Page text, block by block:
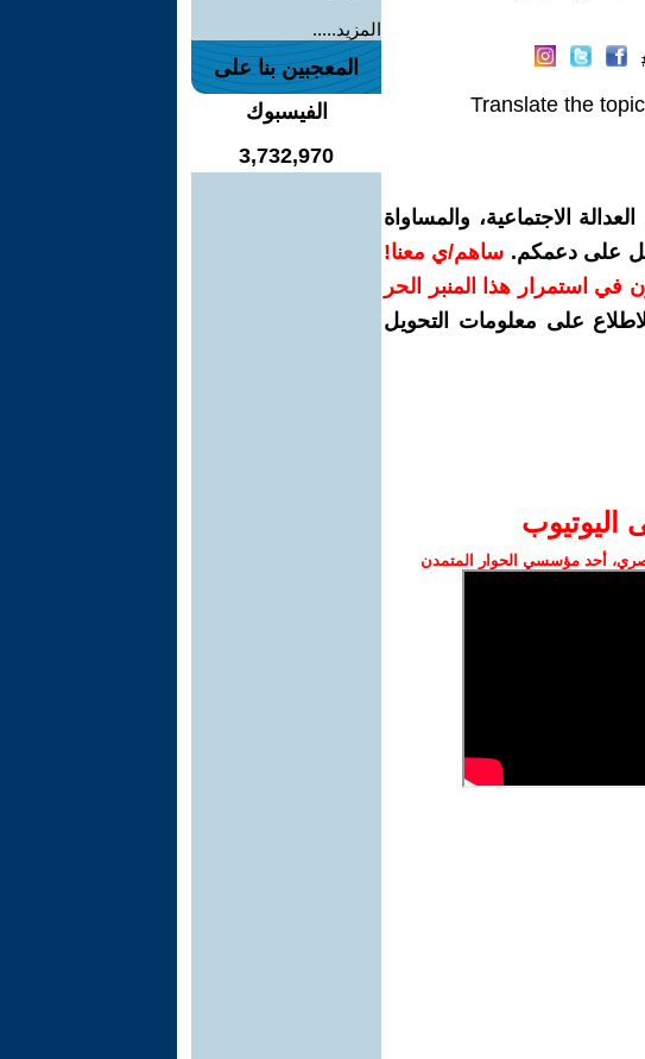
Translate the
الاجتماعية، والمساواة
على دعمكم. ساهم/ي معنا!
في استمرار هذا المنبر الحر
على معلومات التحويل
اليوتيوب
أحد مؤسسي الحوار المتمدن
المزيد.....
المعجبين بنا على
الفيسبوك
3,732,970